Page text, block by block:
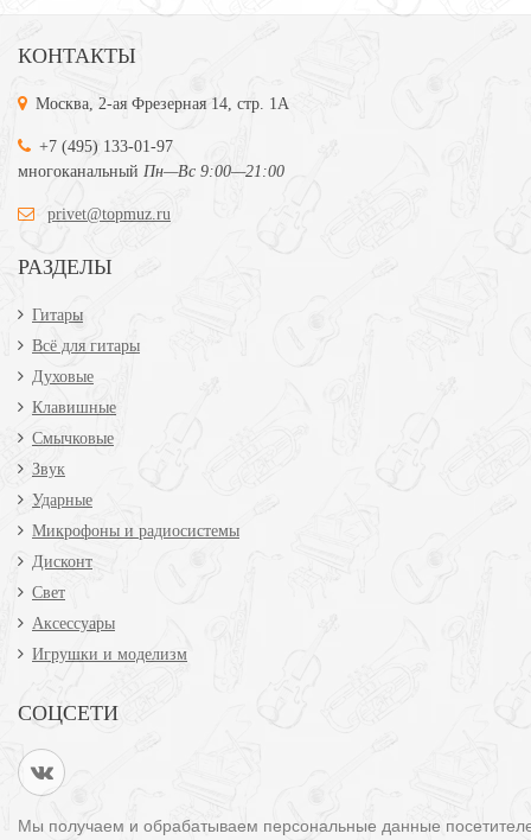
КОНТАКТЫ
Москва, 2-ая Фрезерная 14, стр. 1А
+7 (495) 133-01-97
многоканальный Пн—Вс 9:00—21:00
privet@topmuz.ru
РАЗДЕЛЫ
Гитары
Всё для гитары
Духовые
Клавишные
Смычковые
Звук
Ударные
Микрофоны и радиосистемы
Дисконт
Свет
Аксессуары
Игрушки и моделизм
СОЦСЕТИ
Мы получаем и обрабатываем персональные данные